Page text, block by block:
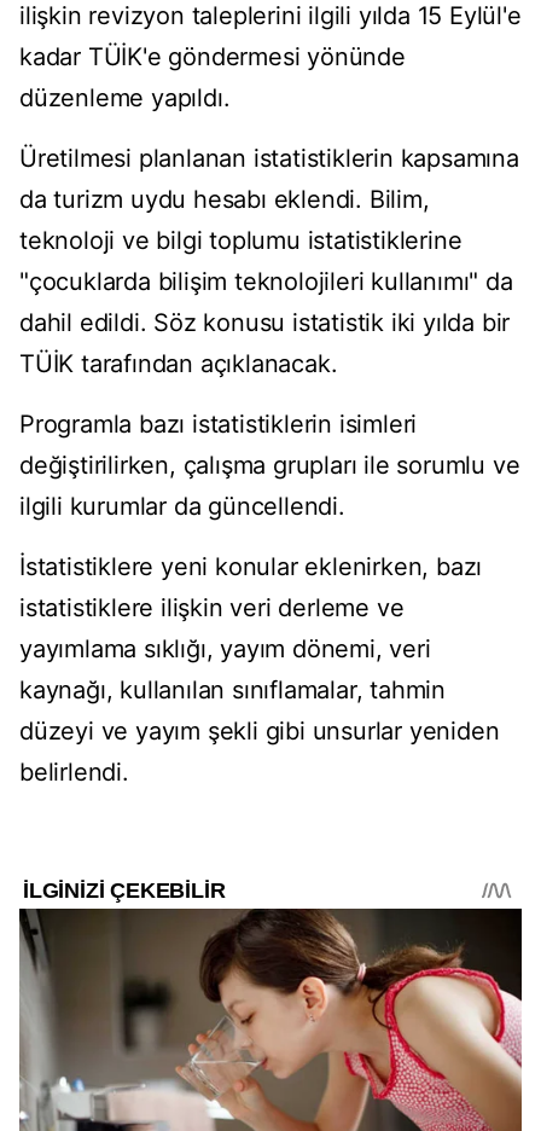
ilişkin revizyon taleplerini ilgili yılda 15 Eylül'e
kadar TÜİK'e göndermesi yönünde
düzenleme yapıldı.
Üretilmesi planlanan istatistiklerin kapsamına
da turizm uydu hesabı eklendi. Bilim,
teknoloji ve bilgi toplumu istatistiklerine
"çocuklarda bilişim teknolojileri kullanımı" da
dahil edildi. Söz konusu istatistik iki yılda bir
TÜİK tarafından açıklanacak.
Programla bazı istatistiklerin isimleri
değiştirilirken, çalışma grupları ile sorumlu ve
ilgili kurumlar da güncellendi.
İstatistiklere yeni konular eklenirken, bazı
istatistiklere ilişkin veri derleme ve
yayımlama sıklığı, yayım dönemi, veri
kaynağı, kullanılan sınıflamalar, tahmin
düzeyi ve yayım şekli gibi unsurlar yeniden
belirlendi.